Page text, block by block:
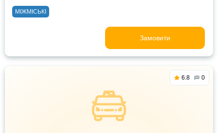
МІЖМІСЬКІ
Замовити
6.8 0